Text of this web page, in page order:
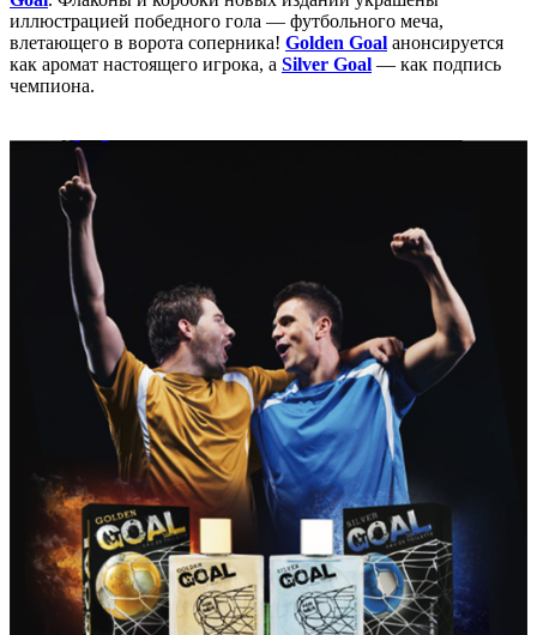
иллюстрацией победного гола — футбольного меча,
влетающего в ворота соперника! Golden Goal анонсируется
как аромат настоящего игрока, а Silver Goal — как подпись
чемпиона.